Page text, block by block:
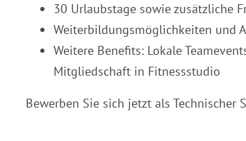
30 Urlaubstage sowie zusätzliche
Weiterbildungsmöglichkeiten und
Weitere Benefits: Lokale
Mitgliedschaft in Fitnessstudio
Bewerben Sie sich jetzt als